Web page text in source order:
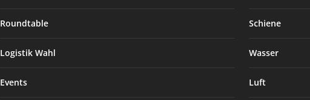
Roundtable
Logistik Wahl
Events
Schiene
Wasser
Luft